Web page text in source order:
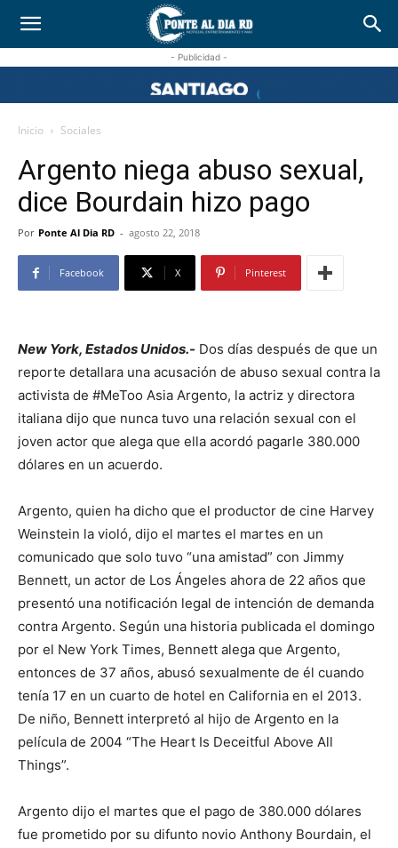
- Publicidad -
Inicio Sociales
Argento niega abuso sexual,
dice Bourdain hizo pago
Por Ponte Al Dia RD - agosto 22, 2018
Facebook X Pinterest
New York, Estados Unidos.- Dos días después de que un
reporte detallara una acusación de abuso sexual contra la
activista de #MeToo Asia Argento, la actriz y directora
italiana dijo que nunca tuvo una relación sexual con el
joven actor que alega que ella acordó pagarle 380.000
dólares en un acuerdo.
Argento, quien ha dicho que el productor de cine Harvey
Weinstein la violó, dijo el martes el martes en un
comunicado que solo tuvo “una amistad” con Jimmy
Bennett, un actor de Los Ángeles ahora de 22 años que
presentó una notificación legal de intención de demanda
contra Argento. Según una historia publicada el domingo
por el New York Times, Bennett alega que Argento,
entonces de 37 años, abusó sexualmente de él cuando
tenía 17 en un cuarto de hotel en California en el 2013.
De niño, Bennett interpretó al hijo de Argento en la
película de 2004 “The Heart Is Deceitful Above All
Things”.
Argento dijo el martes que el pago de 380.000 dólares
fue prometido por su difunto novio Anthony Bourdain, el